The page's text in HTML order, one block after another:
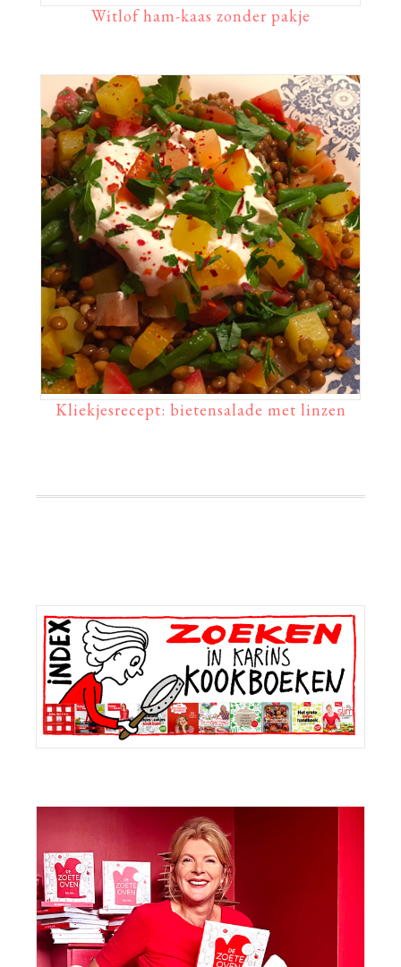
Witlof ham-kaas zonder pakje
Kliekjesrecept: bietensalade met linzen
Primaire
Sidebar